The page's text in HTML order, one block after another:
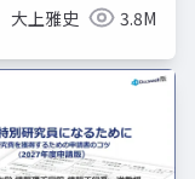
大上雅史 3.8M